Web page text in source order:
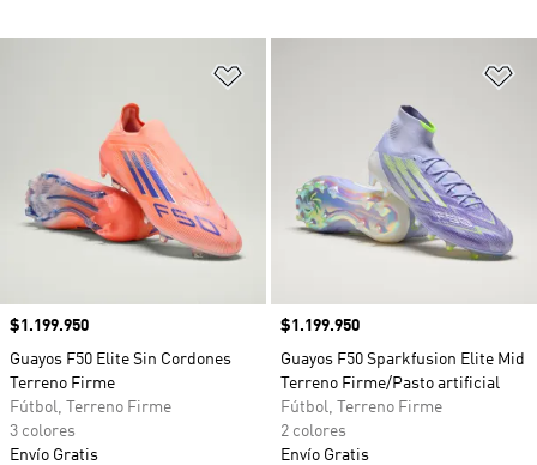
Precio
$1.199.950
Guayos F50 Elite Sin Cordones
Terreno Firme
Fútbol, Terreno Firme
3 colores
Envío Gratis
Precio
$1.199.950
Guayos F50 Sparkfusion Elite Mid
Terreno Firme/Pasto artificial
Fútbol, Terreno Firme
2 colores
Envío Gratis